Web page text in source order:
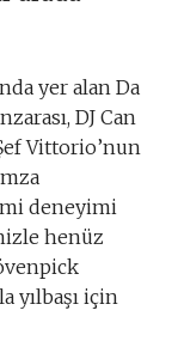
yer alan Da
DJ Can
Vittorio’nun
deneyimi
henüz
yılbaşı için